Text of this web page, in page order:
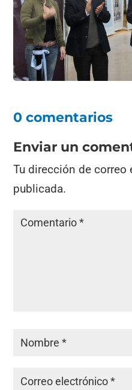
0 comentarios
Enviar un
Tu dirección de
publicada.